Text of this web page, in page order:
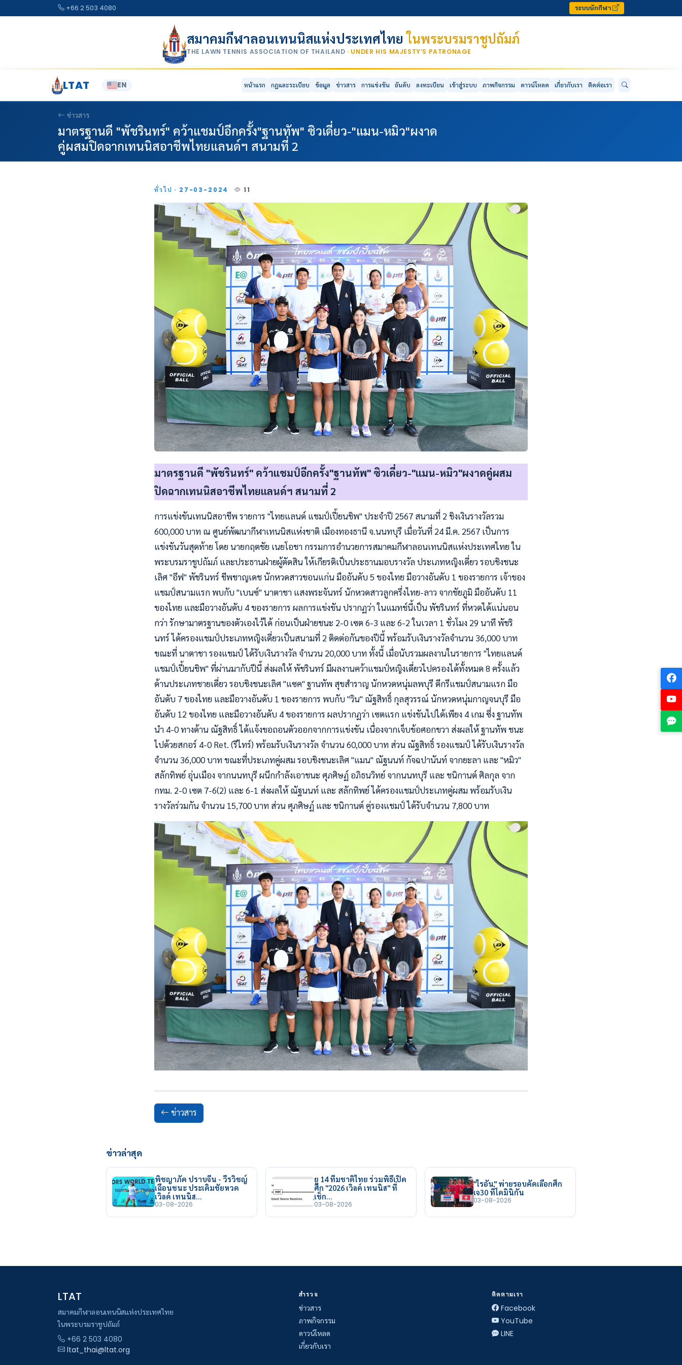
+66 2 503 4080 ระบบนักกีฬา
สมาคมกีฬาลอนเทนนิสแห่งประเทศไทยในพระบรมราชูปถัมภ์
THE LAWN TENNIS ASSOCIATION OF THAILAND · UNDER HIS MAJESTY’S PATRONAGE
LTAT EN หน้าแรก กฎและระเบียบ ข้อมูล ข่าวสาร การแข่งขัน อันดับ ลงทะเบียน เข้าสู่ระบบ ภาพกิจกรรม ดาวน์โหลด เกี่ยวกับเรา ติดต่อเรา
ข่าวสาร
มาตรฐานดี "พัชรินทร์" คว้าแชมป์อีกครั้ง"ฐานทัพ" ซิวเดี่ยว-"แมน-หมิว"ผงาด
คู่ผสมปิดฉากเทนนิสอาชีพไทยแลนด์ฯ สนามที่ 2
ทั่วไป · 27-03-2024 11
มาตรฐานดี "พัชรินทร์" คว้าแชมป์อีกครั้ง"ฐานทัพ" ซิวเดี่ยว-"แมน-หมิว"ผงาดคู่ผสม
ปิดฉากเทนนิสอาชีพไทยแลนด์ฯ สนามที่ 2
การแข่งขันเทนนิสอาชีพ รายการ "ไทยแลนด์ แชมป์เปี้ยนชิพ" ประจำปี 2567 สนามที่ 2 ชิงเงินรางวัลรวม
600,000 บาท ณ ศูนย์พัฒนากีฬาเทนนิสแห่งชาติ เมืองทองธานี จ.นนทบุรี เมื่อวันที่ 24 มี.ค. 2567 เป็นการ
แข่งขันวันสุดท้าย โดย นายกฤตชัย เนยโอชา กรรมการอำนวยการสมาคมกีฬาลอนเทนนิสแห่งประเทศไทย ใน
พระบรมราชูปถัมภ์ และประธานฝ่ายผู้ตัดสิน ให้เกียรติเป็นประธานมอบรางวัล ประเภทหญิงเดี่ยว รอบชิงชนะ
เลิศ "อีฟ" พัชรินทร์ ชีพชาญเดช นักหวดสาวขอนแก่น มืออันดับ 5 ของไทย มือวางอันดับ 1 ของรายการ เจ้าของ
แชมป์สนามแรก พบกับ "เบนซ์" นาตาชา แสงพระจันทร์ นักหวดสาวลูกครึ่งไทย-ลาว จากชัยภูมิ มืออันดับ 11
ของไทย และมือวางอันดับ 4 ของรายการ ผลการแข่งขัน ปรากฏว่า ในแมทช์นี้เป็น พัชรินทร์ ที่หวดได้แน่นอน
กว่า รักษามาตรฐานของตัวเองไว้ได้ ก่อนเป็นฝ่ายชนะ 2-0 เซต 6-3 และ 6-2 ในเวลา 1 ชั่วโมง 29 นาที พัชริ
นทร์ ได้ครองแชมป์ประเภทหญิงเดี่ยวเป็นสนามที่ 2 ติดต่อกันของปีนี้ พร้อมรับเงินรางวัลจำนวน 36,000 บาท
ขณะที่ นาตาชา รองแชมป์ ได้รับเงินรางวัล จำนวน 20,000 บาท ทั้งนี้ เมื่อนับรวมผลงานในรายการ "ไทยแลนด์
แชมป์เปี้ยนชิพ" ที่ผ่านมากับปีนี้ ส่งผลให้ พัชรินทร์ มีผลงานคว้าแชมป์หญิงเดี่ยวไปครองได้ทั้งหมด 8 ครั้งแล้ว
ด้านประเภทชายเดี่ยว รอบชิงชนะเลิศ "แซค" ฐานทัพ สุขสำราญ นักหวดหนุ่มลพบุรี ดีกรีแชมป์สนามแรก มือ
อันดับ 7 ของไทย และมือวางอันดับ 1 ของรายการ พบกับ "วิน" ณัฐสิทธิ์ กุลสุวรรณ์ นักหวดหนุ่มกาญจนบุรี มือ
อันดับ 12 ของไทย และมือวางอันดับ 4 ของรายการ ผลปรากฏว่า เซตแรก แข่งขันไปได้เพียง 4 เกม ซึ่ง ฐานทัพ
นำ 4-0 ทางด้าน ณัฐสิทธิ์ ได้แจ้งขอถอนตัวออกจากการแข่งขัน เนื่องจากเจ็บข้อศอกขวา ส่งผลให้ ฐานทัพ ชนะ
ไปด้วยสกอร์ 4-0 Ret. (รีไทร์) พร้อมรับเงินรางวัล จำนวน 60,000 บาท ส่วน ณัฐสิทธิ์ รองแชมป์ ได้รับเงินรางวัล
จำนวน 36,000 บาท ขณะที่ประเภทคู่ผสม รอบชิงชนะเลิศ "แมน" ณัฐนนท์ กัจฉปานันท์ จากยะลา และ "หมิว"
สลักทิพย์ อุ่นเมือง จากนนทบุรี ผนึกกำลังเอาชนะ ศุภศิษฏ์ อภิธนวิทย์ จากนนทบุรี และ ชนิกานต์ ศิลกุล จาก
กทม. 2-0 เซต 7-6(2) และ 6-1 ส่งผลให้ ณัฐนนท์ และ สลักทิพย์ ได้ครองแชมป์ประเภทคู่ผสม พร้อมรับเงิน
รางวัลร่วมกัน จำนวน 15,700 บาท ส่วน ศุภศิษฏ์ และ ชนิกานต์ คู่รองแชมป์ ได้รับจำนวน 7,800 บาท
ข่าวสาร
ข่าวล่าสุด
พิชญาภัค ปราบจีน - วีรวิชญ์
เฉือนชนะ ประเดิมชัยหวด
เวิลด์ เทนนิส…
03-08-2026
ยู 14 ทีมชาติไทย ร่วมพิธีเปิด
ศึก "2026 เวิลด์ เทนนิส" ที่
เช็ก…
03-08-2026
"ไรอัน" พ่ายรอบคัดเลือกศึก
เจ30 ที่โดมินิกัน
03-08-2026
LTAT
สมาคมกีฬาลอนเทนนิสแห่งประเทศไทย
ในพระบรมราชูปถัมภ์
+66 2 503 4080
ltat_thai@ltat.org
สำรวจ
ข่าวสาร
ภาพกิจกรรม
ดาวน์โหลด
เกี่ยวกับเรา
ติดตามเรา
Facebook
YouTube
LINE